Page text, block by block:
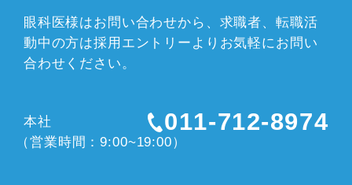
眼科医様はお問い合わせから、求職者、転職活
動中の方は採用エントリーよりお気軽にお問い
合わせください。
本社 011-712-8974
（営業時間：9:00~19:00）